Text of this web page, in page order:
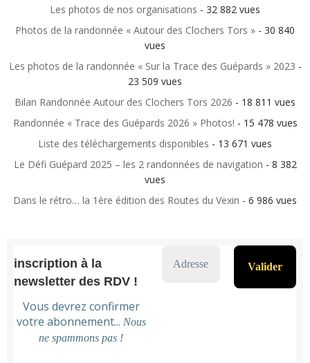
Les photos de nos organisations - 32 882 vues
Photos de la randonnée « Autour des Clochers Tors » - 30 840
vues
Les photos de la randonnée « Sur la Trace des Guépards » 2023 -
23 509 vues
Bilan Randonnée Autour des Clochers Tors 2026 - 18 811 vues
Randonnée « Trace des Guépards 2026 » Photos! - 15 478 vues
Liste des téléchargements disponibles - 13 671 vues
Le Défi Guépard 2025 – les 2 randonnées de navigation - 8 382
vues
Dans le rétro… la 1ère édition des Routes du Vexin - 6 986 vues
inscription à la
newsletter des RDV !
Vous devrez confirmer
votre abonnement... Nous
ne spammons pas !